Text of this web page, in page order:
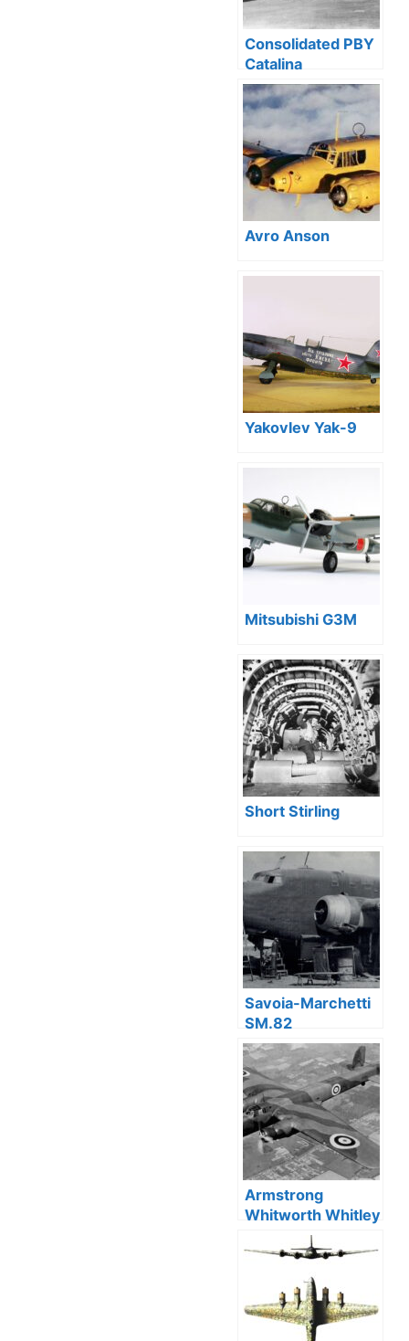
Consolidated PBY
Catalina
Avro Anson
Yakovlev Yak-9
Mitsubishi G3M
Short Stirling
Savoia-Marchetti
SM.82
Armstrong
Whitworth Whitley